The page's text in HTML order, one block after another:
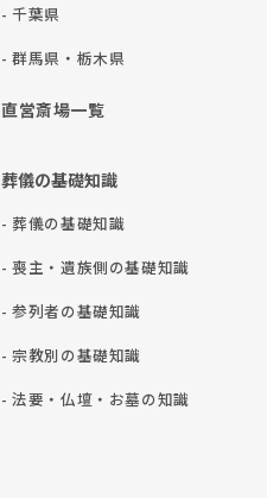
- 千葉県
- 群⾺県・栃⽊県
直営斎場一覧
葬儀の基礎知識
- 葬儀の基礎知識
- 喪主・遺族側の基礎知識
- 参列者の基礎知識
- 宗教別の基礎知識
- 法要・仏壇・お墓の知識